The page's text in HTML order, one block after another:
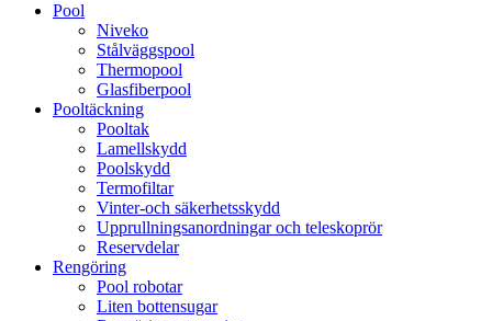
Pool
Niveko
Stålväggspool
Thermopool
Glasfiberpool
Pooltäckning
Pooltak
Lamellskydd
Poolskydd
Termofiltar
Vinter-och säkerhetsskydd
Upprullningsanordningar och teleskoprör
Reservdelar
Rengöring
Pool robotar
Liten bottensugar